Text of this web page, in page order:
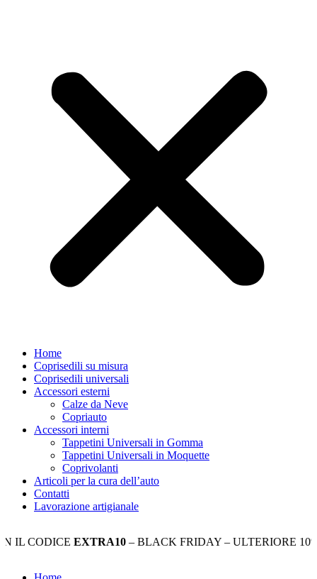
Home
Coprisedili su misura
Coprisedili universali
Accessori esterni
Calze da Neve
Copriauto
Accessori interni
Tappetini Universali in Gomma
Tappetini Universali in Moquette
Coprivolanti
Articoli per la cura dell’auto
Contatti
Lavorazione artigianale
EXTRA10– BLACK FRIDAY – ULTERIORE 10% DI